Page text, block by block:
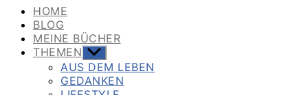
HOME
BLOG
MEINE BÜCHER
THEMEN Untermenü
anzeigen
AUS DEM LEBEN
GEDANKEN